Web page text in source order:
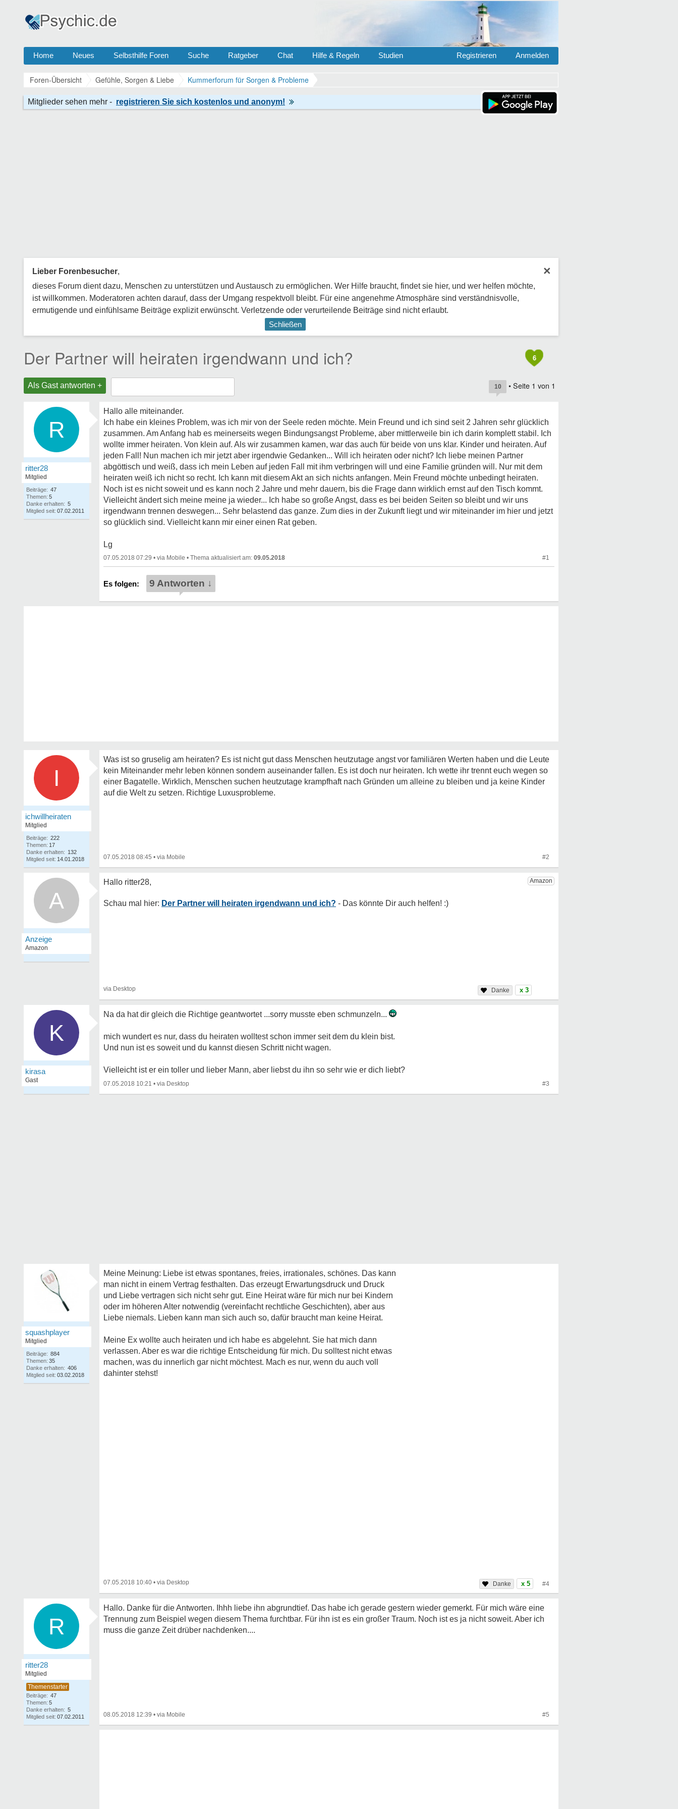
Home Neues Selbsthilfe Foren Suche Ratgeber Chat Hilfe & Regeln Studien Anmelden
Registrieren
Foren-Übersicht Gefühle, Sorgen & Liebe Kummerforum für Sorgen & Probleme
×
Lieber Forenbesucher,
dieses Forum dient dazu, Menschen zu unterstützen und Austausch zu ermöglichen. Wer Hilfe braucht, findet sie hier, und wer helfen möchte,
ist willkommen. Moderatoren achten darauf, dass der Umgang respektvoll bleibt. Für eine angenehme Atmosphäre sind verständnisvolle,
ermutigende und einfühlsame Beiträge explizit erwünscht. Verletzende oder verurteilende Beiträge sind nicht erlaubt.
Schließen
6
Der Partner will heiraten irgendwann und ich?
Als Gast antworten + 10 • Seite 1 von 1
R
ritter28
Mitglied
Beiträge: 47
Themen: 5
Danke erhalten: 5
Mitglied seit: 07.02.2011
Hallo alle miteinander.
Ich habe ein kleines Problem, was ich mir von der Seele reden möchte. Mein Freund und ich sind seit 2 Jahren sehr glücklich
zusammen. Am Anfang hab es meinerseits wegen Bindungsangst Probleme, aber mittlerweile bin ich darin komplett stabil. Ich
wollte immer heiraten. Von klein auf. Als wir zusammen kamen, war das auch für beide von uns klar. Kinder und heiraten. Auf
jeden Fall! Nun machen ich mir jetzt aber irgendwie Gedanken... Will ich heiraten oder nicht? Ich liebe meinen Partner
abgöttisch und weiß, dass ich mein Leben auf jeden Fall mit ihm verbringen will und eine Familie gründen will. Nur mit dem
heiraten weiß ich nicht so recht. Ich kann mit diesem Akt an sich nichts anfangen. Mein Freund möchte unbedingt heiraten.
Noch ist es nicht soweit und es kann noch 2 Jahre und mehr dauern, bis die Frage dann wirklich ernst auf den Tisch kommt.
Vielleicht ändert sich meine meine ja wieder... Ich habe so große Angst, dass es bei beiden Seiten so bleibt und wir uns
irgendwann trennen deswegen... Sehr belastend das ganze. Zum dies in der Zukunft liegt und wir miteinander im hier und jetzt
so glücklich sind. Vielleicht kann mir einer einen Rat geben.
Lg
07.05.2018 07:29 • • 09.05.2018 #1
9 Antworten ↓
I
ichwillheiraten
Mitglied
Beiträge: 222
Themen: 17
Danke erhalten: 132
Mitglied seit: 14.01.2018
Was ist so gruselig am heiraten? Es ist nicht gut dass Menschen heutzutage angst vor familiären Werten haben und die Leute
kein Miteinander mehr leben können sondern auseinander fallen. Es ist doch nur heiraten. Ich wette ihr trennt euch wegen so
einer Bagatelle. Wirklich, Menschen suchen heutzutage krampfhaft nach Gründen um alleine zu bleiben und ja keine Kinder
auf die Welt zu setzen. Richtige Luxusprobleme.
07.05.2018 08:45 • #2
A Der Partner will heiraten irgendwann und ich?
x 3
K
kirasa
Gast
Na da hat dir gleich die Richtige geantwortet ...sorry musste eben schmunzeln...
mich wundert es nur, dass du heiraten wolltest schon immer seit dem du klein bist.
Und nun ist es soweit und du kannst diesen Schritt nicht wagen.
Vielleicht ist er ein toller und lieber Mann, aber liebst du ihn so sehr wie er dich liebt?
07.05.2018 10:21 • #3
squashplayer
Mitglied
Beiträge: 884
Themen: 35
Danke erhalten: 406
Mitglied seit: 03.02.2018
Meine Meinung: Liebe ist etwas spontanes, freies, irrationales, schönes. Das kann
man nicht in einem Vertrag festhalten. Das erzeugt Erwartungsdruck und Druck
und Liebe vertragen sich nicht sehr gut. Eine Heirat wäre für mich nur bei Kindern
oder im höheren Alter notwendig (vereinfacht rechtliche Geschichten), aber aus
Liebe niemals. Lieben kann man sich auch so, dafür braucht man keine Heirat.
Meine Ex wollte auch heiraten und ich habe es abgelehnt. Sie hat mich dann
verlassen. Aber es war die richtige Entscheidung für mich. Du solltest nicht etwas
machen, was du innerlich gar nicht möchtest. Mach es nur, wenn du auch voll
dahinter stehst!
07.05.2018 10:40 • x 5 #4
R
ritter28
Mitglied
Beiträge: 47
Themen: 5
Danke erhalten: 5
Mitglied seit: 07.02.2011
Hallo. Danke für die Antworten. Ihhh liebe ihn abgrundtief. Das habe ich gerade gestern wieder gemerkt. Für mich wäre eine
Trennung zum Beispiel wegen diesem Thema furchtbar. Für ihn ist es ein großer Traum. Noch ist es ja nicht soweit. Aber ich
muss die ganze Zeit drüber nachdenken....
08.05.2018 12:39 • #5